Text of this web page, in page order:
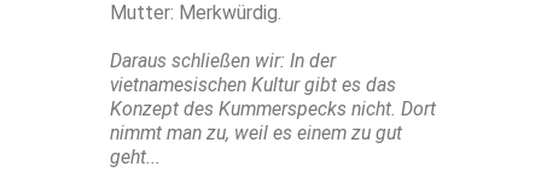
Mutter: Merkwürdig.
Daraus schließen wir: In der
vietnamesischen Kultur gibt es das
Konzept des Kummerspecks nicht. Dort
nimmt man zu, weil es einem zu gut
geht...